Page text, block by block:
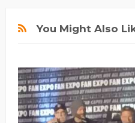
You Might Also